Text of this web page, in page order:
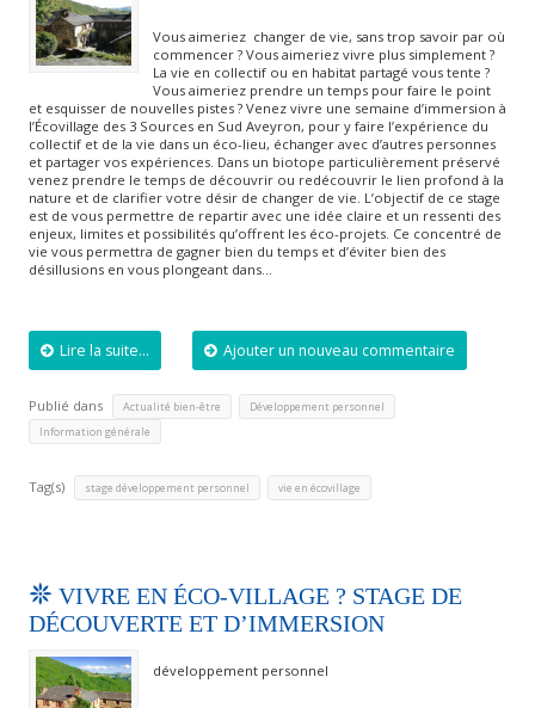
Vous aimeriez changer de vie, sans trop savoir par où
commencer ? Vous aimeriez vivre plus simplement ?
La vie en collectif ou en habitat partagé vous tente ?
Vous aimeriez prendre un temps pour faire le point
et esquisser de nouvelles pistes ? Venez vivre une semaine d’immersion à
l’Écovillage des 3 Sources en Sud Aveyron, pour y faire l’expérience du
collectif et de la vie dans un éco-lieu, échanger avec d’autres personnes
et partager vos expériences. Dans un biotope particulièrement préservé
venez prendre le temps de découvrir ou redécouvrir le lien profond à la
nature et de clarifier votre désir de changer de vie. L’objectif de ce stage
est de vous permettre de repartir avec une idée claire et un ressenti des
enjeux, limites et possibilités qu’offrent les éco-projets. Ce concentré de
vie vous permettra de gagner bien du temps et d’éviter bien des
désillusions en vous plongeant dans…
Lire la suite... Ajouter un nouveau commentaire
Publié dans Actualité bien-être Développement personnel
Information générale
Tag(s) stage développement personnel vie en écovillage
VIVRE EN ÉCO-VILLAGE ? STAGE DE
DÉCOUVERTE ET D’IMMERSION
développement personnel